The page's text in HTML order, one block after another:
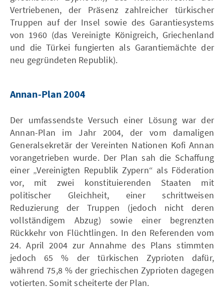
Vertriebenen, der Präsenz zahlreicher türkischer
Truppen auf der Insel sowie des Garantiesystems
von 1960 (das Vereinigte Königreich, Griechenland
und die Türkei fungierten als Garantiemächte der
neu gegründeten Republik).
Annan-Plan 2004
Der umfassendste Versuch einer Lösung war der
Annan-Plan im Jahr 2004, der vom damaligen
Generalsekretär der Vereinten Nationen Kofi Annan
vorangetrieben wurde. Der Plan sah die Schaffung
einer „Vereinigten Republik Zypern“ als Föderation
vor, mit zwei konstituierenden Staaten mit
politischer Gleichheit, einer schrittweisen
Reduzierung der Truppen (jedoch nicht deren
vollständigem Abzug) sowie einer begrenzten
Rückkehr von Flüchtlingen. In den Referenden vom
24. April 2004 zur Annahme des Plans stimmten
jedoch 65 % der türkischen Zyprioten dafür,
während 75,8 % der griechischen Zyprioten dagegen
votierten. Somit scheiterte der Plan.